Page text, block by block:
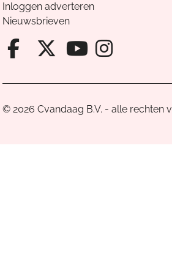
Inloggen adverteren
Nieuwsbrieven
Facebook van
X van
© 2026 Cvandaag B.V. - alle rechten